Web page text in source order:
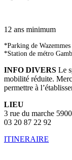
12 ans minimum
*Parking de
*Station de métro
INFO DIVERS Le
mobilité réduite.
permettre à
LIEU
3 rue du marche
03 20 87 22 92
ITINERAIRE